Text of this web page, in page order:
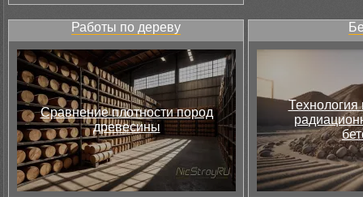
Работы по дереву
Сравнение плотности пород
древесины
Технология